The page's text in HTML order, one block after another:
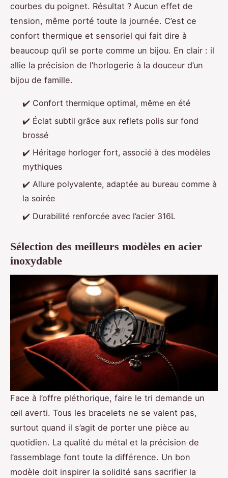
courbes du poignet. Résultat ? Aucun effet de
tension, même porté toute la journée. C’est ce
confort thermique et sensoriel qui fait dire à
beaucoup qu’il se porte comme un bijou. En clair : il
allie la précision de l’horlogerie à la douceur d’un
bijou de famille.
✔️ Confort thermique optimal, même en été
✔️ Éclat subtil grâce aux reflets polis sur fond
brossé
✔️ Héritage horloger fort, associé à des modèles
mythiques
✔️ Allure polyvalente, adaptée au bureau comme à
la soirée
✔️ Durabilité renforcée avec l’acier 316L
Sélection des meilleurs modèles en acier
inoxydable
Face à l’offre pléthorique, faire le tri demande un
œil averti. Tous les bracelets ne se valent pas,
surtout quand il s’agit de porter une pièce au
quotidien. La qualité du métal et la précision de
l’assemblage font toute la différence. Un bon
modèle doit inspirer la solidité sans sacrifier la